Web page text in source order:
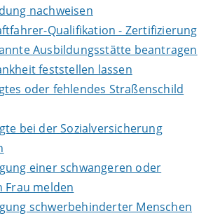
nachweisen
Qualifikation - Zertifizierung
Ausbildungsstätte beantragen
feststellen lassen
oder fehlendes Straßenschild
bei der Sozialversicherung
einer schwangeren oder
Frau melden
schwerbehinderter Menschen